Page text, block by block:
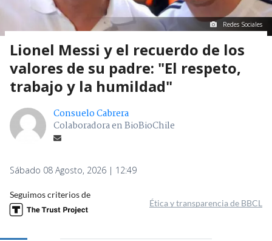
Redes Sociales
Lionel Messi y el recuerdo de los
valores de su padre: "El respeto,
trabajo y la humildad"
Consuelo Cabrera
Colaboradora en BioBioChile
Sábado 08 Agosto, 2026 | 12:49
Seguimos criterios de
Ética y transparencia de BBCL